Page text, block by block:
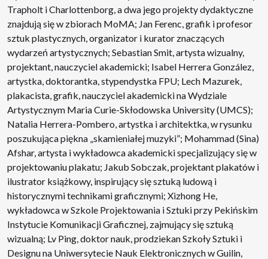
Trapholt i Charlottenborg, a dwa jego projekty dydaktyczne
znajdują się w zbiorach MoMA; Jan Ferenc, grafik i profesor
sztuk plastycznych, organizator i kurator znaczących
wydarzeń artystycznych; Sebastian Smit, artysta wizualny,
projektant, nauczyciel akademicki; Isabel Herrera González,
artystka, doktorantka, stypendystka FPU; Lech Mazurek,
plakacista, grafik, nauczyciel akademicki na Wydziale
Artystycznym Maria Curie-Skłodowska University (UMCS);
Natalia Herrera-Pombero, artystka i architektka, w rysunku
poszukująca piękna „skamieniałej muzyki”; Mohammad (Sina)
Afshar, artysta i wykładowca akademicki specjalizujący się w
projektowaniu plakatu; Jakub Sobczak, projektant plakatów i
ilustrator książkowy, inspirujący się sztuką ludową i
historycznymi technikami graficznymi; Xizhong He,
wykładowca w Szkole Projektowania i Sztuki przy Pekińskim
Instytucie Komunikacji Graficznej, zajmujący się sztuką
wizualną; Lv Ping, doktor nauk, prodziekan Szkoły Sztuki i
Designu na Uniwersytecie Nauk Elektronicznych w Guilin,